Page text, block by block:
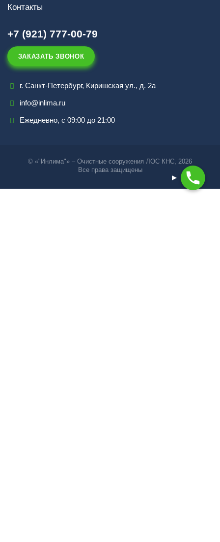
Контакты
+7 (921) 777-00-79
ЗАКАЗАТЬ ЗВОНОК
г. Санкт-Петербург, Киришская ул., д. 2а
info@inlima.ru
Ежедневно, с 09:00 до 21:00
© «"Инлима"» – Очистные сооружения ЛОС КНС, 2026
Все права защищены